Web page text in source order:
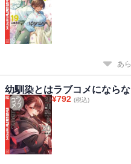
あ
幼馴染とはラブコメにならな
¥792 (税込)